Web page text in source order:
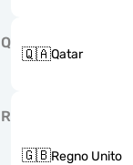
Q
🇶🇦Qatar
R
🇬🇧Regno Unito